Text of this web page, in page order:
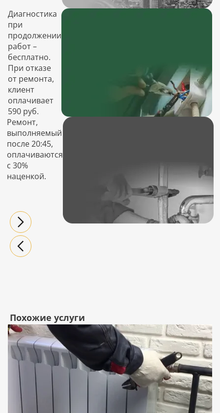
Диагностика
при
продолжении
работ –
бесплатно.
При отказе
от ремонта,
клиент
оплачивает
590 руб.
Ремонт,
выполняемый
после 20:45,
оплачиваются
с 30%
наценкой.
Похожие услуги